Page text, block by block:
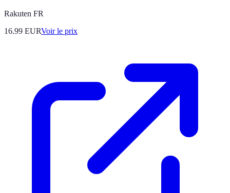
Rakuten FR
16.99 EURVoir le prix